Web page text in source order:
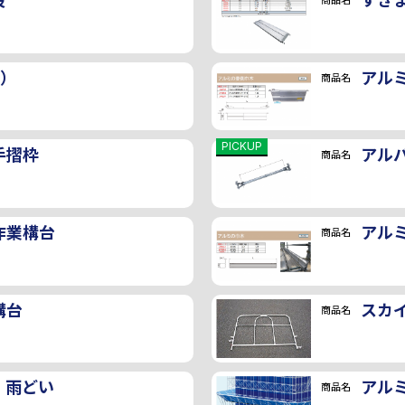
商品名 アル
摺枠 PICKUP
商品名 アル
業構台 商品名 アル
台 商品名 スカ
雨どい 商品名 アル